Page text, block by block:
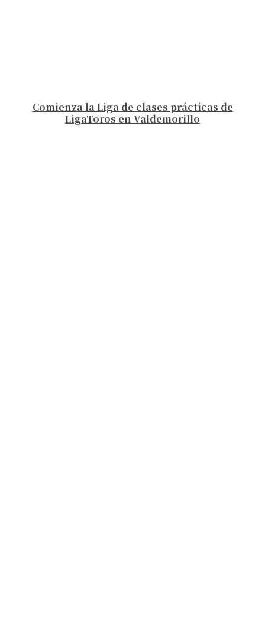
Comienza la Liga de clases prácticas de
LigaToros en Valdemorillo